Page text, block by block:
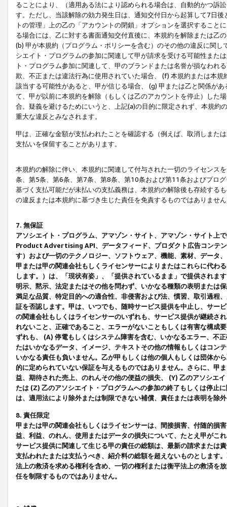
ることにより、（適用ある法により認められる場合は、自動的かつ訴
す。ただし、当該解除の効力発生日は、通知交付日から起算して7日
トの管理」上の乙の「アカウントの閉鎖」オプションを選択するこ
る場合には、乙に対する書面通知交付直後に、本規約を解除または乙
(b) 甲が本規約（プログラム・ポリシーを含む）のその他の違反に関
シエイト・プログラムの参加に関連して甲が請求を受ける可能性また
ト・プログラム参加に関連して、甲のブランドまたは名誉が損なわれ
欺、不正または違法行為に使用されていた場合、 (f) 本規約または本
該当する可能性があると、甲が信じる場合、 (g) 甲または乙と関係が
て、甲が以前に本規約を解除（もしくは乙のアカウントを停止）した
合。疑義を避けるためにいうと、上記(a)の目的に限定されず、本規
重大な違反とみなされます。
甲は、正確な金額が支払われたことを確認する（例えば、取消しまた
支払いを保留することがあります。
本規約の解除に伴い、本規約に関連して付与された一切のライセンス
条、第5条、第6条、第7条、第8条、第10条および第11条およびプロ
基づく支払可能だが未払いの支払義務は、本規約の解除後も存続する
の違反または本規約に基づき生じた責任を免責するものではありませ
7. 無保証
アソシエイト・プログラム、アマゾン・サイト、アマゾン・サイト上
Product Advertising API、データフィード、プロダクト広告コンテ
す）および一切のテクノロジー、ソフトウェア、機能、素材、データ
甲または甲の関連会社もしくライセンサーによりまたはこれらに代わ
します。）は、「現状有姿」、「提供されているまま」で提供されま
明示、黙示、法定またはその他を問わず、いかなる種類の表明または
満足な品質、特定目的への適合性、非侵害および法、慣習、取引過程
証を否認します。甲は、いつでも、随時サービス提供を中止し、サー
の関連会社もしくはライセンサーのいずれも、サービス提供が継続さ
れないこと、正確であること、エラーがないこともしくは有害な構成
ずれも、 (A) 停電もしくはシステム障害を含む、いかなるエラー、不
たはいかなるデータ、イメージ、テキストその他の情報もしくはコン
いかなる責任も負いません。乙が甲もしくは他の個人もしくは団体か
的に定められていない保証を与えるものではありません。さらに、甲
益、期待された売上、のれんその他の便益の損失、 (Y) 乙のアソシエ
たは (Z) 乙のアソシエイト・プログラムへの参加の終了もしくは停止
は、適用法により除外または制限できない補償、責任または表明を除
8. 責任限定
甲または甲の関連会社もしくはライセンサーは、間接損害、付随的損
益、利益、のれん、使用またはデータの損失について、たとえ甲がこ
サービス提供に関連して生じる甲の責任の総額は、最新の請求または
支払われたまたは支払うべき、紹介料の総額を超えないものとします
法上の救済を求める権利を含め、一切の権利または衡平法上の救済を
任を制限するものではありません。